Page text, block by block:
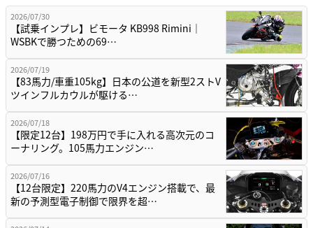
2026/07/30
【試乗インプレ】ビモータ KB998 Rimini｜
WSBKで勝つための69…
2026/07/19
【83馬力/車重105kg】日本の公道を新型2ストV
ツインフルカウルが駆ける…
2026/07/18
【限定12台】198万円で手に入れる高次元のコ
ーナリング。105馬力エンジン…
2026/07/16
【12台限定】220馬力のV4エンジン搭載で、最
新の予測型電子制御で限界を超…